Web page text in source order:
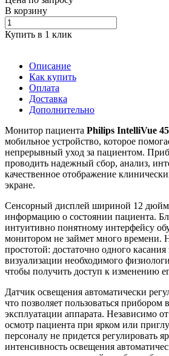
В корзину
Купить в 1 клик
Описание
Как купить
Оплата
Доставка
Дополнительно
Монитор пациента Philips IntelliVue
мобильное устройство, которое
непрерывный уход за пациентом.
проводить надежный сбор, анализ,
качественное отображение
экране.
Сенсорный дисплей шириной 12
информацию о состоянии пациента.
интуитивно понятному интерфейсу
монитором не займет много времени.
простотой: достаточно одного касания
визуализации необходимого
чтобы получить доступ к изменению
Датчик освещения автоматически
что позволяет пользоваться прибором
эксплуатации аппарата. Независимо
осмотр пациента при ярком или
персоналу не придется регулировать
интенсивность освещения